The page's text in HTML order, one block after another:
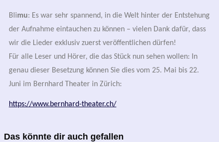
Blimu: Es war sehr spannend, in die Welt hinter der Entstehung
der Aufnahme eintauchen zu können – vielen Dank dafür, dass
wir die Lieder exklusiv zuerst veröffentlichen dürfen!
Für alle Leser und Hörer, die das Stück nun sehen wollen: In
genau dieser Besetzung können Sie dies vom 25. Mai bis 22.
Juni im Bernhard Theater in Zürich:
https://www.bernhard-theater.ch/
Das könnte dir auch gefallen